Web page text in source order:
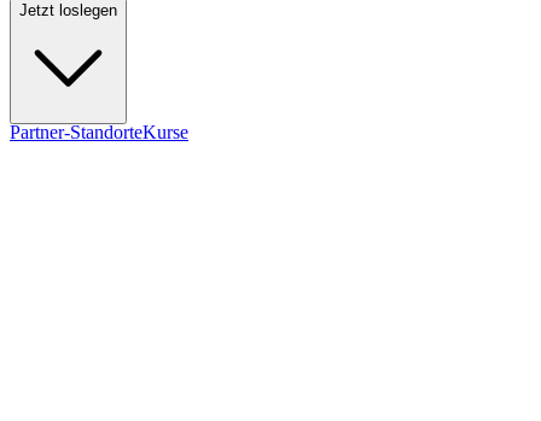
Jetzt loslegen
Partner-StandorteKurse